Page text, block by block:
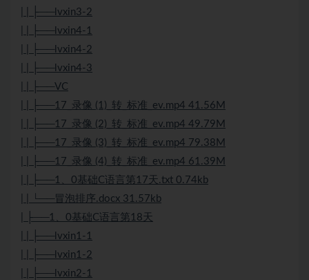
| | ├──lvxin3-2
| | ├──lvxin4-1
| | ├──lvxin4-2
| | ├──lvxin4-3
| | ├──VC
| | ├──17_录像 (1)_转_标准_ev.mp4 41.56M
| | ├──17_录像 (2)_转_标准_ev.mp4 49.79M
| | ├──17_录像 (3)_转_标准_ev.mp4 79.38M
| | ├──17_录像 (4)_转_标准_ev.mp4 61.39M
| | ├──1、0基础C语言第17天.txt 0.74kb
| | └──冒泡排序.docx 31.57kb
| ├──1、0基础C语言第18天
| | ├──lvxin1-1
| | ├──lvxin1-2
| | ├──lvxin2-1